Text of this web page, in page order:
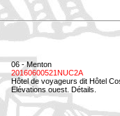
06 - Menton
20160600521NUC2A
Hôtel de voyageurs dit Hôtel
Elévations ouest. Détails.